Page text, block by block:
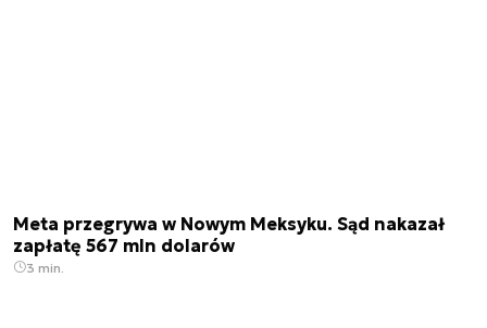
Meta przegrywa w Nowym Meksyku. Sąd nakazał
zapłatę 567 mln dolarów
3 min.